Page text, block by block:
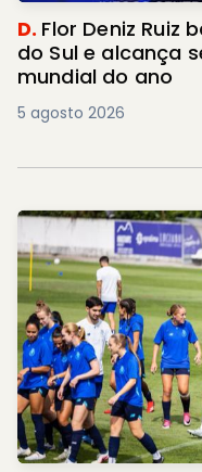
D. Flor Deniz Ruiz
do Sul e alcança
mundial do ano
5 agosto 2026